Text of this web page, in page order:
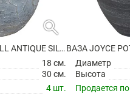
search
ВАЗА EVI POT TALL ANTIQUE SILVER
18 см.
30 см.
4 шт.
Диаметр
Высота
Продается по